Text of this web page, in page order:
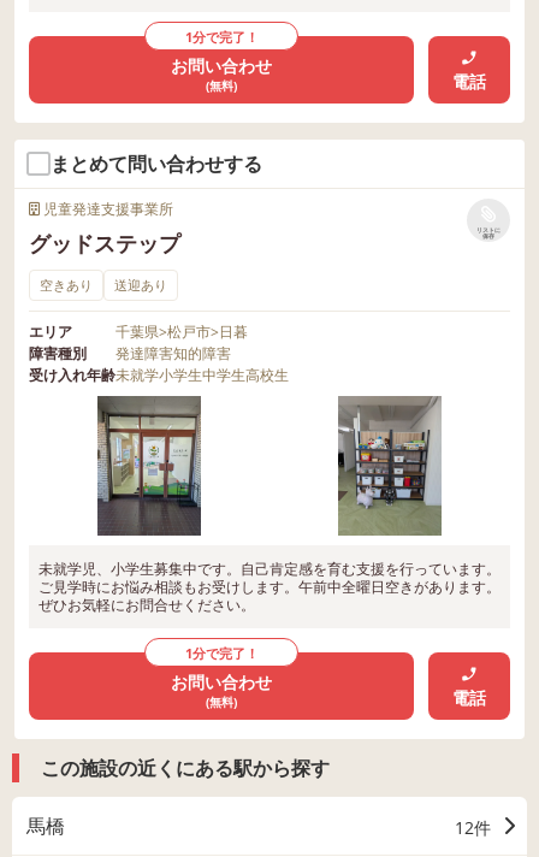
1分で完了！
お問い合わせ
(無料) 電話
まとめて問い合わせする
児童発達支援事業所
グッドステップ
リストに
保存
空きあり 送迎あり
エリア 千葉県>松戸市>日暮
障害種別
発達障害知的障害
受け入れ年齢未就学小学生中学生高校生
未就学児、小学生募集中です。自己肯定感を育む支援を行っています。
ご見学時にお悩み相談もお受けします。午前中全曜日空きがあります。
ぜひお気軽にお問合せください。
1分で完了！
お問い合わせ
(無料) 電話
この施設の近くにある駅から探す
馬橋 12件